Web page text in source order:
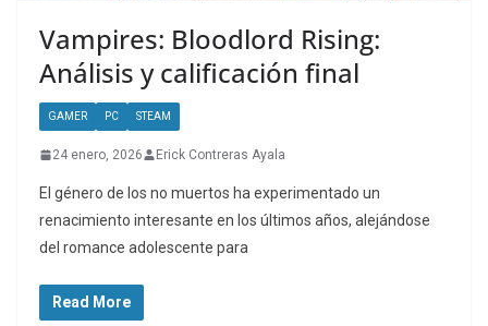
Vampires: Bloodlord Rising:
Análisis y calificación final
GAMER PC STEAM
24 enero, 2026 Erick Contreras Ayala
El género de los no muertos ha experimentado un
renacimiento interesante en los últimos años, alejándose
del romance adolescente para
Read More